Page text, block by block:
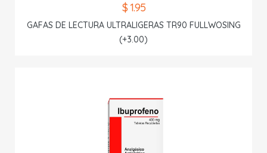
$ 1.95
GAFAS DE LECTURA ULTRALIGERAS TR90 FULLWOSING
(+3.00)